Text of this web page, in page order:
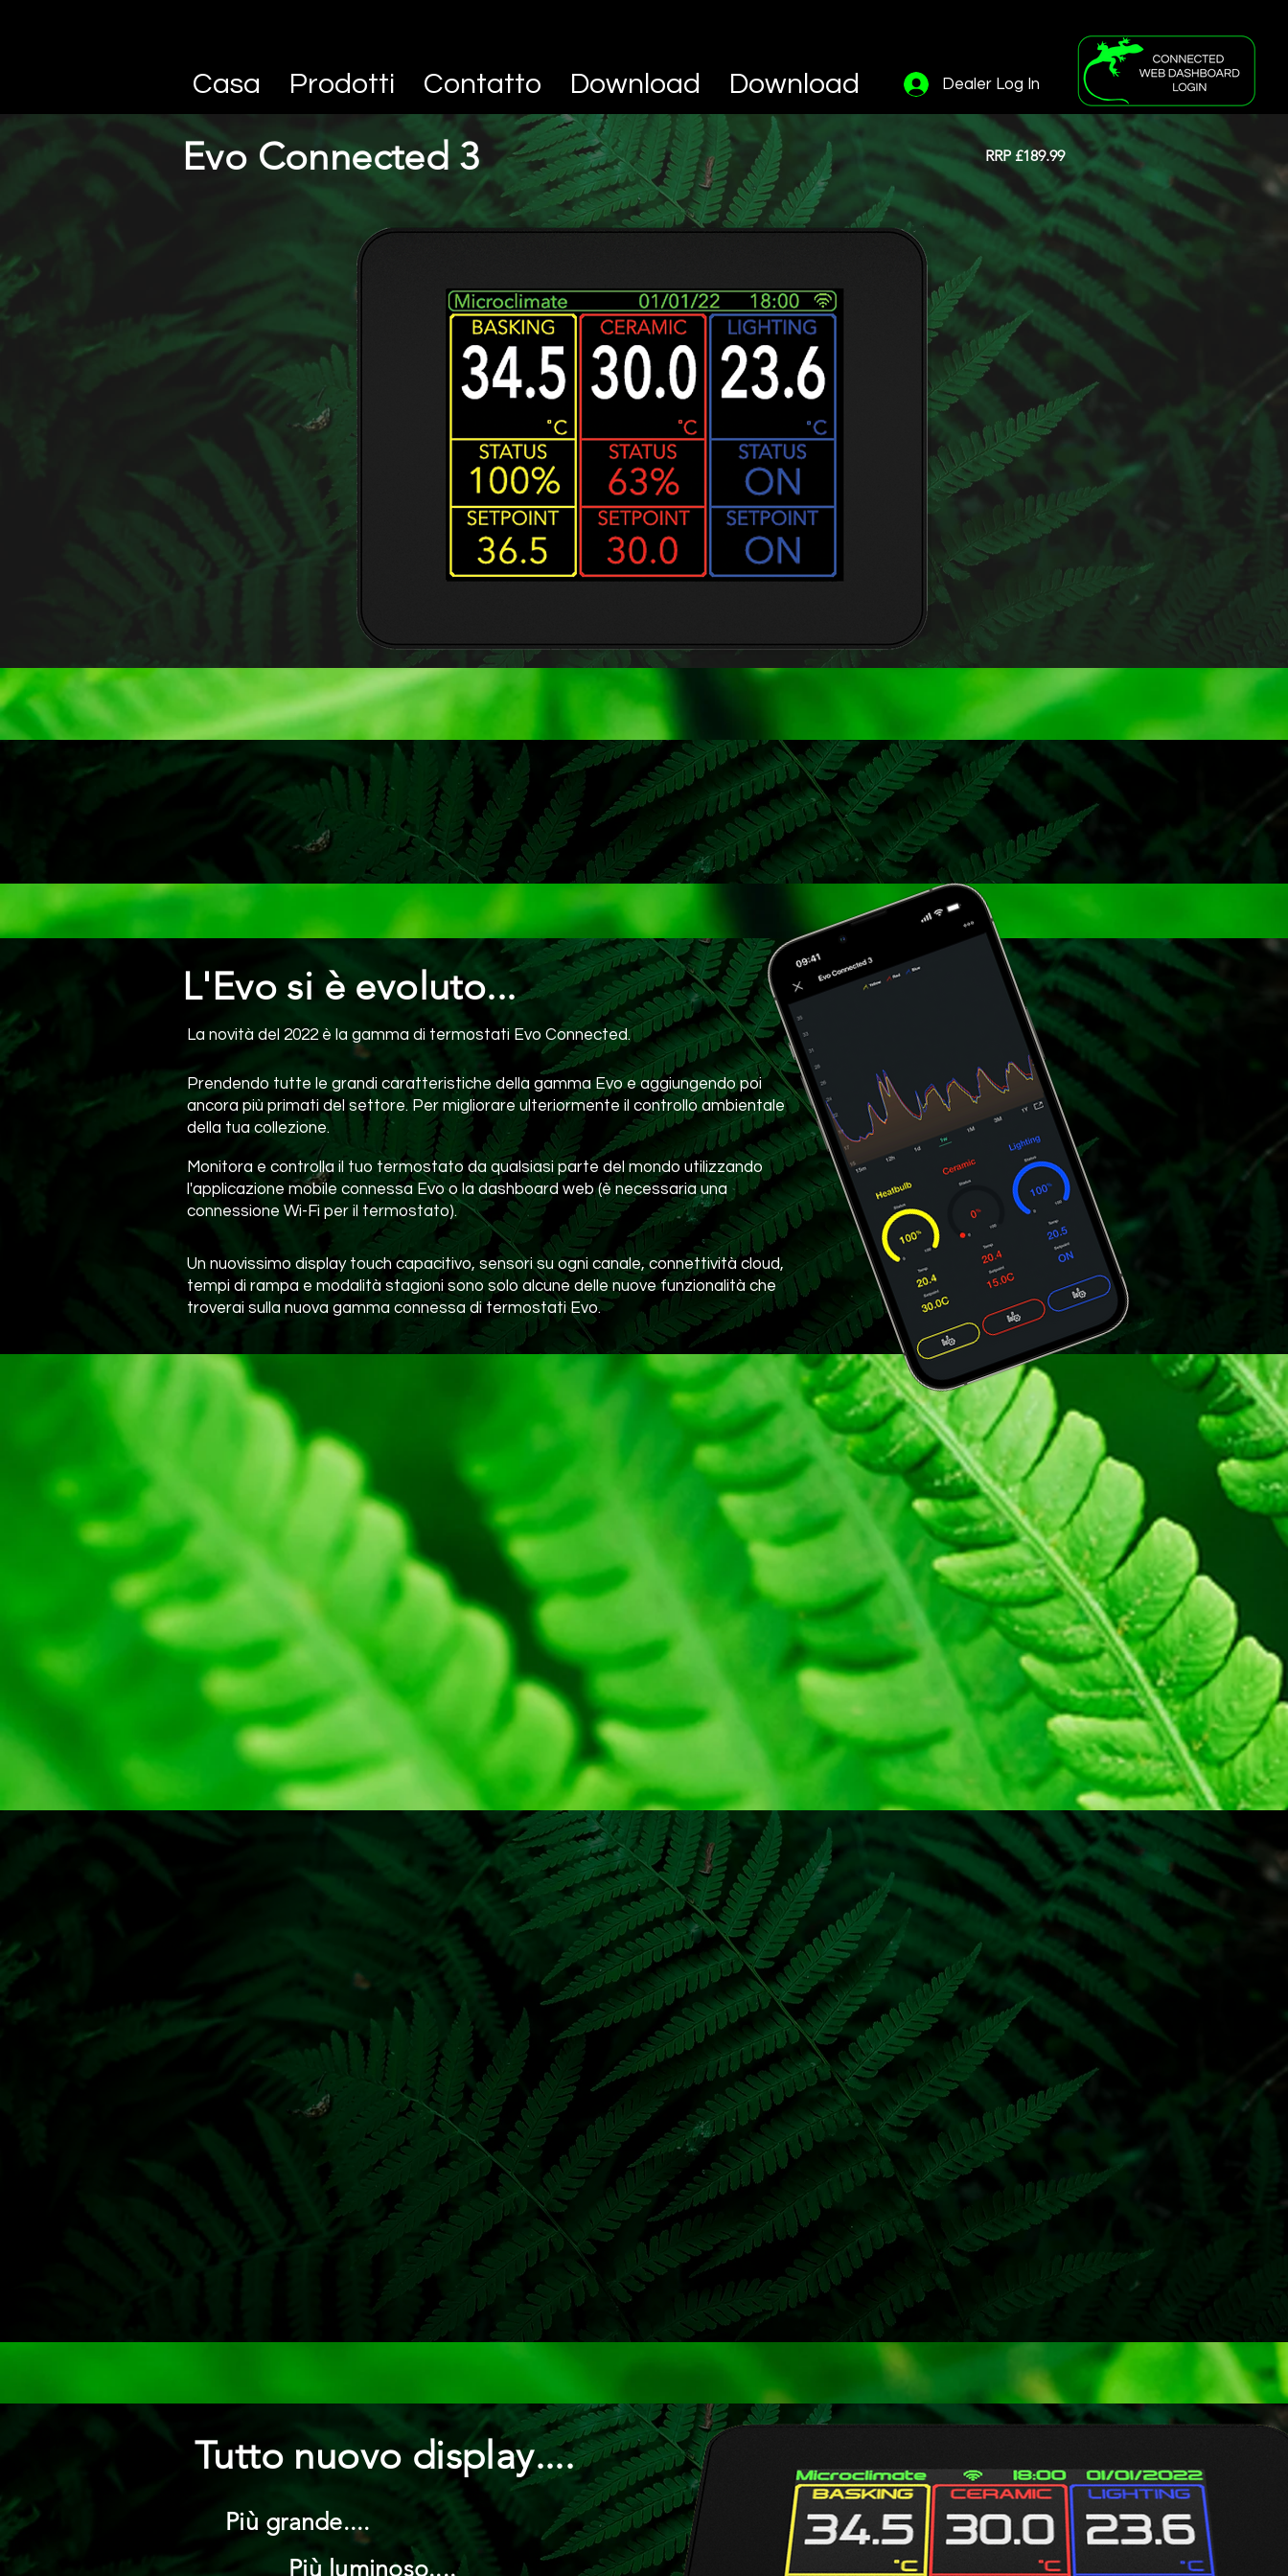
Casa Prodotti Contatto Download Download Dealer Log In
Evo Connected 3 RRP£189.99
L'Evo si è evoluto...
La novità del 2022 è la gamma di termostati Evo Connected.
Prendendo tutte le grandi caratteristiche della gamma Evo e aggiungendo poi
ancora più primati del settore. Per migliorare ulteriormente il controllo ambientale
della tua collezione.
Monitora e controlla il tuo termostato da qualsiasi parte del mondo utilizzando
l'applicazione mobile connessa Evo o la dashboard web (è necessaria una
connessione Wi-Fi per il termostato).
Un nuovissimo display touch capacitivo, sensori su ogni canale, connettività cloud,
tempi di rampa e modalità stagioni sono solo alcune delle nuove funzionalità che
troverai sulla nuova gamma connessa di termostati Evo.
Tutto nuovo display....
Più grande....
Più luminoso....